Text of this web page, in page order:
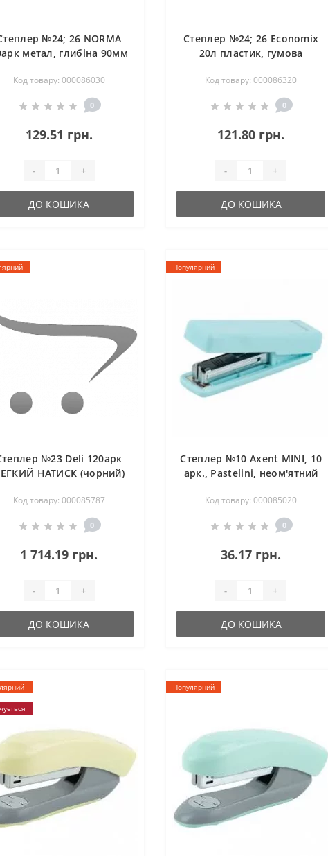
№24; 26 NОRМА
метал, глибіна 90мм
Код товару: 000086030
0
129.51 грн.
- +
ДО КОШИКА
Степлер №24; 26 Economix
20л пластик, гумова
Код товару: 000086320
0
121.80 грн.
- +
ДО КОШИКА
№23 Deli 120арк
НАТИСК (чорний)
Код товару: 000085787
0
1 714.19 грн.
- +
ДО КОШИКА
Популярний
Степлер №10 Axent MINI, 10
арк., Pastelini, неом'ятний
Код товару: 000085020
0
36.17 грн.
- +
ДО КОШИКА
Популярний